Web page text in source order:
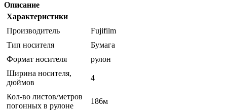
Описание
Характеристики
Производитель
Fujifilm
Тип носителя
Бумага
Формат носителя
рулон
Ширина носителя,
дюймов
4
Кол-во листов/метров
погонных в рулоне
186м